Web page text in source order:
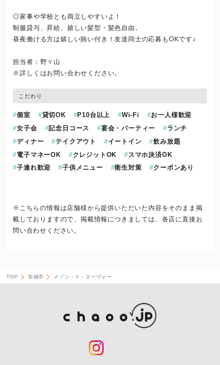
◎家事や学校とも両立しやすいよ！
制服貸与、昇給、嬉しい髪型・髪色自由。
昼夜働ける方は嬉しい賄い付き！友達同士の応募もOKです♪
担当者：野々山
※詳しくはお問い合わせください。
こだわり
個室 貸切OK P10台以上 Wi-Fi
お一人様歓迎
女子会
記念日コース 宴会・パーティー
ランチ
ディナー
テイクアウト イートイン
飲み放題
電子マネーOK
クレジットOK
スマホ決済OK
子連れ歓迎
子供メニュー 衛生対策 クーポンあり
※こちらの情報は店舗様から提供いただいた内容をそのまま掲
載しておりますので、掲載情報につきましては、各店に直接お
問い合わせください。
TOP 安城市 メゾン・ド・ヌーヴォー